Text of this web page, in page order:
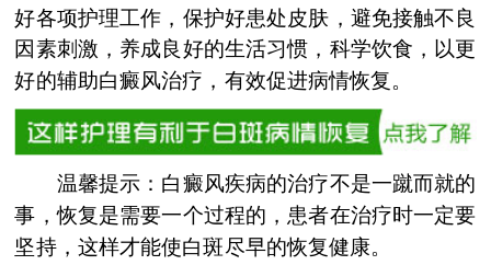
好各项护理工作，保护好患处皮肤，避免接触不良
因素刺激，养成良好的生活习惯，科学饮食，以更
好的辅助白癜风治疗，有效促进病情恢复。
温馨提示：白癜风疾病的治疗不是一蹴而就的
事，恢复是需要一个过程的，患者在治疗时一定要
坚持，这样才能使白斑尽早的恢复健康。